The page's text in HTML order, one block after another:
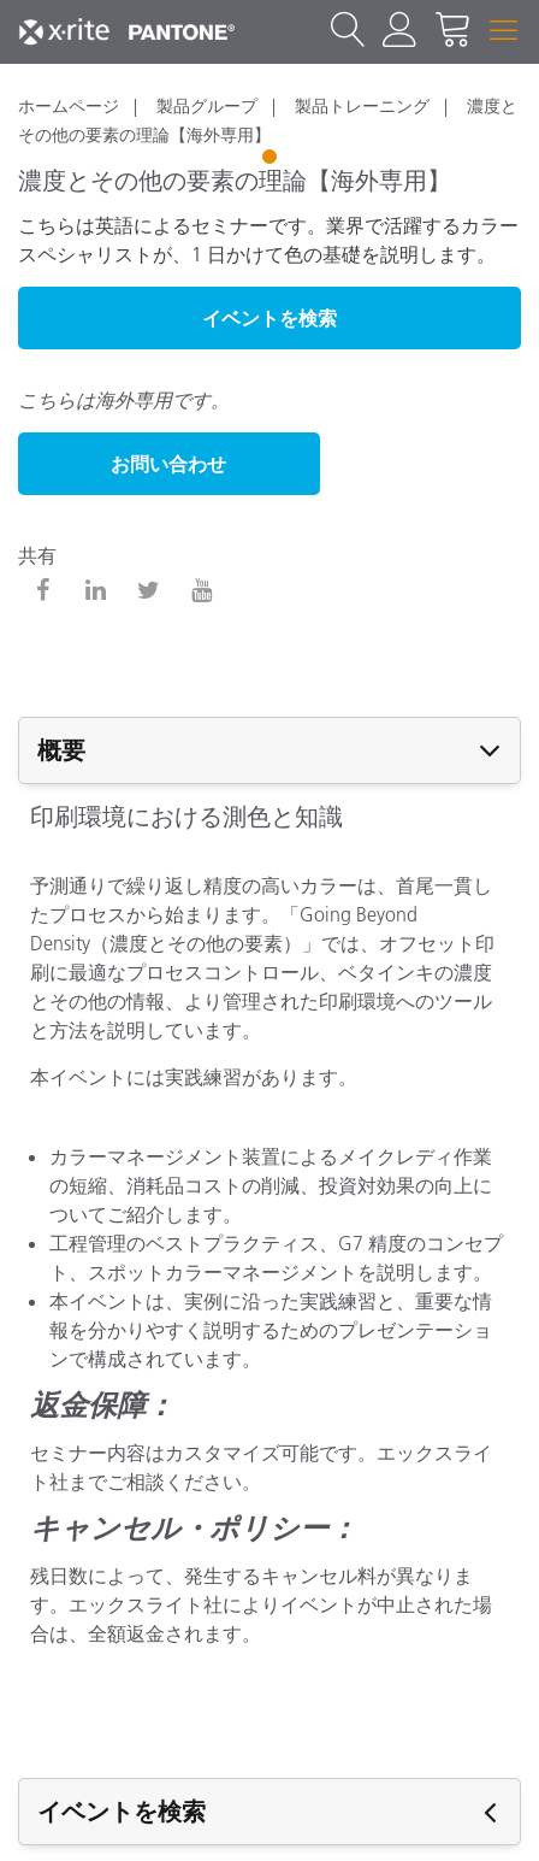
ホームページ 製品グループ 製品トレーニング
濃度と
その他の要素の理論【海外専用】
1
濃度とその他の要素の理論【海外専用】
こちらは英語によるセミナーです。業界で活躍するカラー
スペシャリストが、1 日かけて色の基礎を説明します。
イベントを検索
こちらは海外専用です。
お問い合わせ
共有
概要
印刷環境における測色と知識
予測通りで繰り返し精度の高いカラーは、首尾一貫し
たプロセスから始まります。「Going Beyond
Density（濃度とその他の要素）」では、オフセット印
刷に最適なプロセスコントロール、ベタインキの濃度
とその他の情報、より管理された印刷環境へのツール
と方法を説明しています。
本イベントには実践練習があります。
カラーマネージメント装置によるメイクレディ作業
の短縮、消耗品コストの削減、投資対効果の向上に
ついてご紹介します。
工程管理のベストプラクティス、G7 精度のコンセプ
ト、スポットカラーマネージメントを説明します。
本イベントは、実例に沿った実践練習と、重要な情
報を分かりやすく説明するためのプレゼンテーショ
ンで構成されています。
返金保障：
セミナー内容はカスタマイズ可能です。エックスライ
ト社までご相談ください。
キャンセル・ポリシー：
残日数によって、発生するキャンセル料が異なりま
す。エックスライト社によりイベントが中止された場
合は、全額返金されます。
イベントを検索